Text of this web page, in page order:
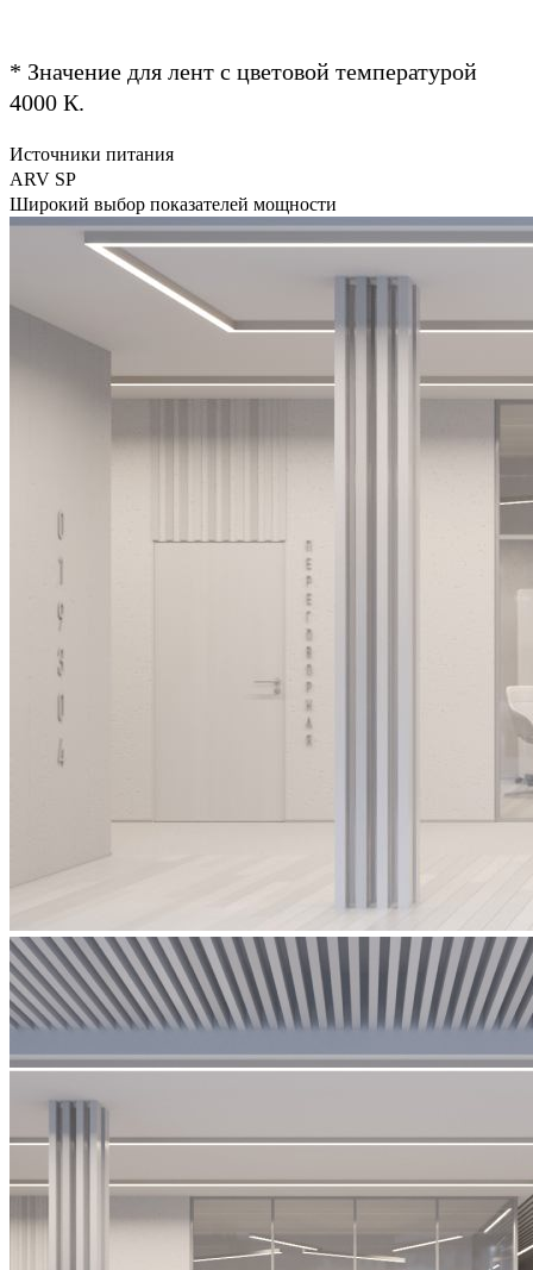
* Значение для лент с цветовой температурой
4000 К.
Источники питания
ARV SP
Широкий выбор показателей мощности